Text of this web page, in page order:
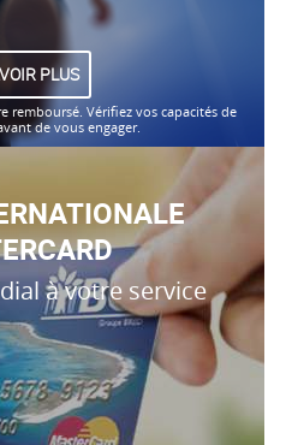
PLUS
remboursé. Vérifiez vos capacités de
de vous engager.
à votre service